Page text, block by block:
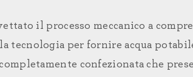
il processo meccanico a
tecnologia per fornire acqua
confezionata che